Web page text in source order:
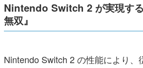
Nintendo Switch 2 が実現す
無双』
Nintendo Switch 2 の性能により、